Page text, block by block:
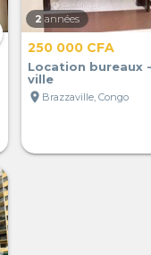
2 années
250 000 CFA
Location bureaux
ville
location_on Brazzaville, Congo